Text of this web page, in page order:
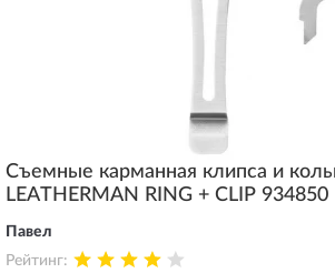
Съемные карманная клипса и
LEATHERMAN RING + CLIP 934850
Павел
Рейтинг: